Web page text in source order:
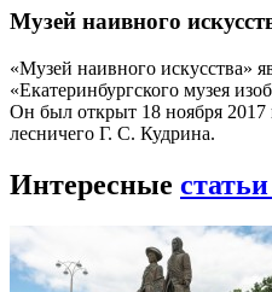
Музей наивного
«Музей наивного искусства»
«Екатеринбургского музея
Он был открыт 18 ноября
лесничего Г. С. Кудрина.
Интересные